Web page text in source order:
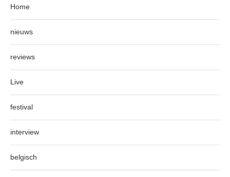
Home
nieuws
reviews
Live
festival
interview
belgisch